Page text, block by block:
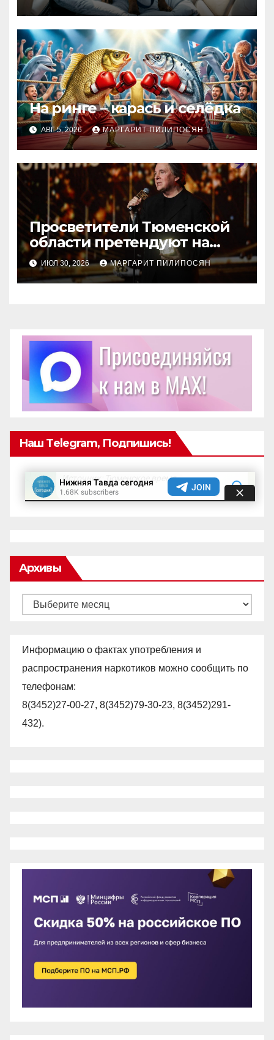
На ринге – карась и селёдка
АВГ 5, 2026 МАРГАРИТ ПИЛИПОСЯН
Просветители Тюменской
области претендуют на
награду Знание.Премия
ИЮЛ 30, 2026 МАРГАРИТ ПИЛИПОСЯН
Наш Telegram, Подпишись!
Архивы
Архивы
Информацию о фактах употребления и
распространения наркотиков можно сообщить по
телефонам:
8(3452)27-00-27, 8(3452)79-30-23, 8(3452)291-
432).